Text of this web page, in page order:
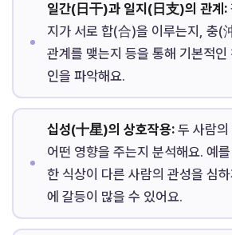
일간(日干)과 일지(日支)의 관계:
지가 서로 합(合)을 이루는지, 충(
관계를 맺는지 등을 통해 기본적인
인을 파악해요.
십성(十星)의 상호작용:두 사람의
어떤 영향을 주는지 분석해요. 예
한 식상이 다른 사람의 관성을 심하
에 갈등이 많을 수 있어요.